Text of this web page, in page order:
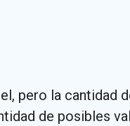
pero la cantidad
de posibles